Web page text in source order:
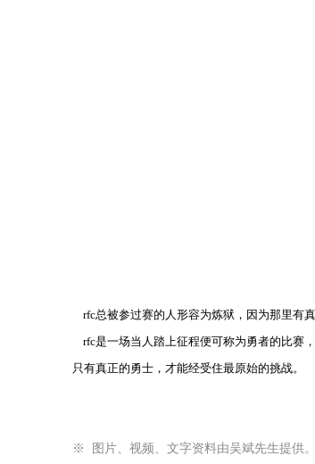
rfc总被参过赛的人形容为炼狱，因为那里有真
rfc是一场当人踏上征程便可称为勇者的比赛
只有真正的勇士，才能经受住最原始的挑战。
※ 图片、视频、文字资料由吴斌先生提供。